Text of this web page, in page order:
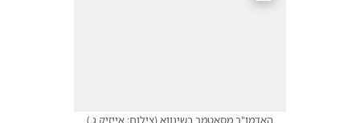
האדמו"ר מסאטמר בשינווא(צילום: אייזיק ג.)